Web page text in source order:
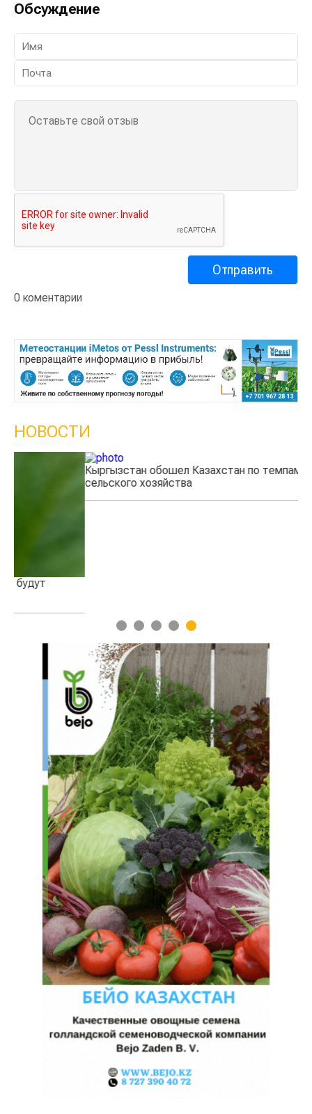
Обсуждение
0 коментарии
НОВОСТИ
Кыргызстан обошел Казахстан по темпам роста
сельского хозяйства
1 2 3 4 5